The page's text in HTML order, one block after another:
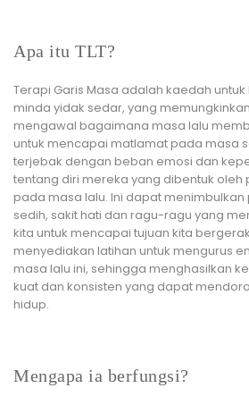
Apa itu TLT?
Terapi Garis Masa adalah kaedah
minda yidak sedar, yang
mengawal bagaimana masa lalu
untuk mencapai matlamat pada masa
terjebak dengan beban emosi dan
tentang diri mereka yang dibentuk
pada masa lalu. Ini dapat
sedih, sakit hati dan ragu-ragu yang
kita untuk mencapai tujuan kita bergerak
menyediakan latihan untuk mengurus
masa lalu ini, sehingga menghasilkan
kuat dan konsisten yang dapat
hidup.
Mengapa ia berfungsi?